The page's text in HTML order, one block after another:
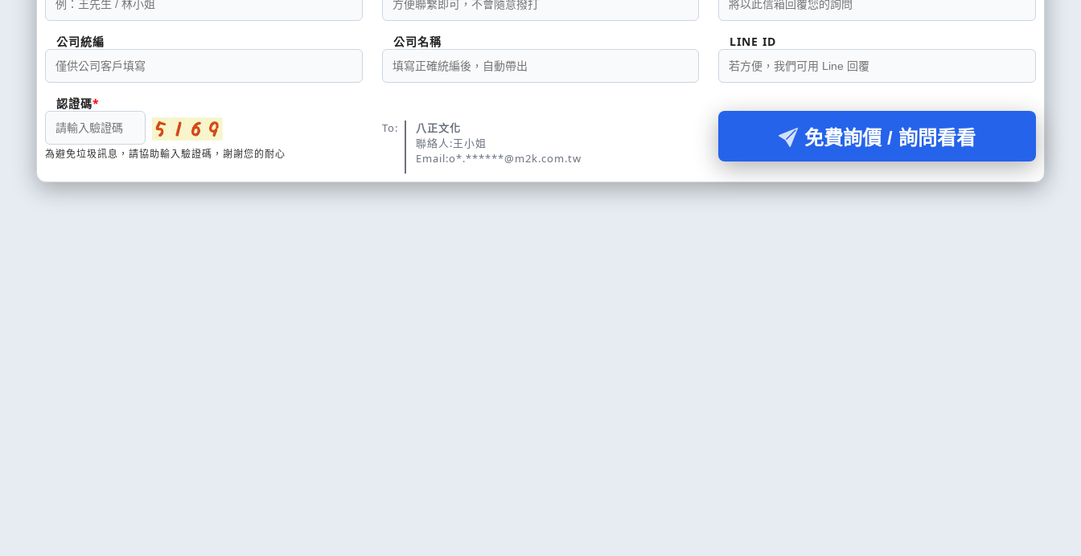
公司統編 公司名稱 LINE ID
認證碼
為避免垃圾訊息，請協助輸入驗證碼，謝謝您的耐心
To:
八正文化
聯絡人:王小姐
Email:o*.******@m2k.com.tw
免費詢價 / 詢問看看